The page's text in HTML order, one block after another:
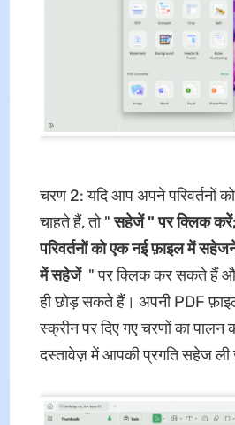
चरण 2: यदि आप अपने परिवर्तनों
चाहते हैं, तो "सहेजें " पर क्लिक
परिवर्तनों को एक नई फ़ाइल में
मेंसहेजें" पर क्लिक कर सकते हैं
ही छोड़ सकते हैं। अपनी PDF
स्क्रीन पर दिए गए चरणों का
दस्तावेज़ में आपकी प्रगति सहेज ली